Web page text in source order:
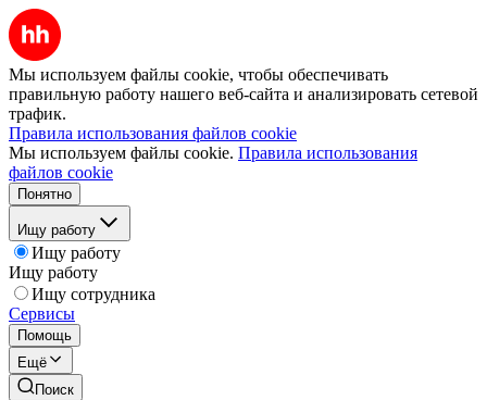
Мы используем файлы cookie, чтобы обеспечивать
правильную работу нашего веб-сайта и анализировать сетевой
трафик.
Правила использования файлов cookie
Мы используем файлы cookie. Правила использования
файлов cookie
Понятно
Ищу работу
Ищу работу
Ищу работу
Ищу сотрудника
Сервисы
Помощь
Ещё
Поиск